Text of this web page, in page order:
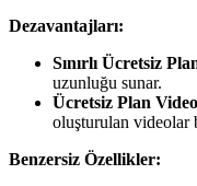
Dezavantajları:
Sınırlı Ücretsiz
uzunluğu sunar.
Ücretsiz Plan
oluşturulan videolar
Benzersiz Özellikler: